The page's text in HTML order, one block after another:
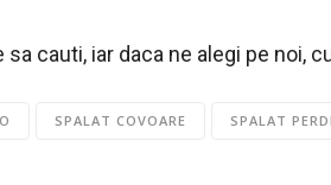
cauti, iar daca ne alegi pe noi,
SPALAT COVOARE SPALAT